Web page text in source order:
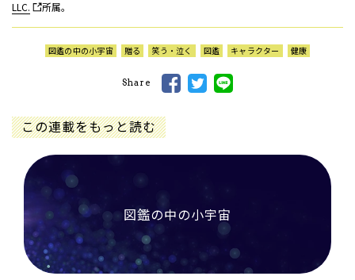
LLC. 所属。
図鑑の中の小宇宙 贈る 笑う・泣く 図鑑 キャラクター 健康
Share
この連載をもっと読む
図鑑の中の小宇宙